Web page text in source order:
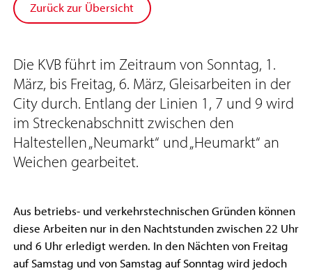
Zurück zur Übersicht
Die KVB führt im Zeitraum von Sonntag, 1.
März, bis Freitag, 6. März, Gleisarbeiten in der
City durch. Entlang der Linien 1, 7 und 9 wird
im Streckenabschnitt zwischen den
Haltestellen „Neumarkt“ und „Heumarkt“ an
Weichen gearbeitet.
Aus betriebs- und verkehrstechnischen Gründen können
diese Arbeiten nur in den Nachtstunden zwischen 22 Uhr
und 6 Uhr erledigt werden. In den Nächten von Freitag
auf Samstag und von Samstag auf Sonntag wird jedoch